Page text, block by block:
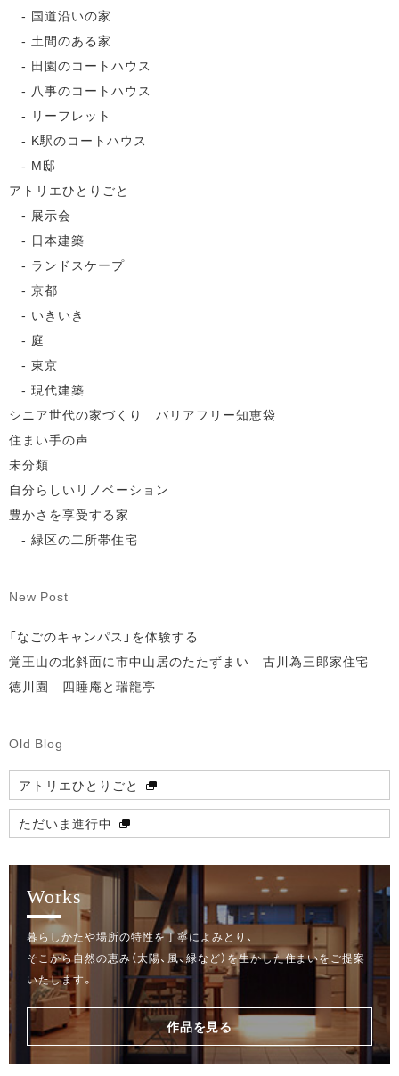
国道沿いの家
土間のある家
田園のコートハウス
八事のコートハウス
リーフレット
K駅のコートハウス
M邸
アトリエひとりごと
展示会
日本建築
ランドスケープ
京都
いきいき
庭
東京
現代建築
シニア世代の家づくり バリアフリー知恵袋
住まい手の声
未分類
自分らしいリノベーション
豊かさを享受する家
緑区の二所帯住宅
New Post
「なごのキャンパス」を体験する
覚王山の北斜面に市中山居のたたずまい 古川為三郎家住宅
徳川園 四睡庵と瑞龍亭
Old Blog
アトリエひとりごと
ただいま進行中
Works
暮らしかたや場所の特性を丁寧によみとり、
そこから自然の恵み（太陽、風、緑など）を生かした住まいをご提案
いたします。
作品を見る